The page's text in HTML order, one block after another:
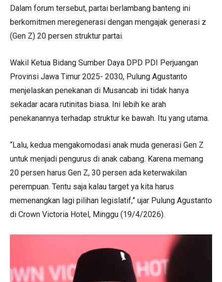
Dalam forum tersebut, partai berlambang banteng ini
berkomitmen meregenerasi dengan mengajak generasi z
(Gen Z) 20 persen struktur partai.
Wakil Ketua Bidang Sumber Daya DPD PDI Perjuangan
Provinsi Jawa Timur 2025- 2030, Pulung Agustanto
menjelaskan penekanan di Musancab ini tidak hanya
sekadar acara rutinitas biasa. Ini lebih ke arah
penekanannya terhadap struktur ke bawah. Itu yang utama.
“Lalu, kedua mengakomodasi anak muda generasi Gen Z
untuk menjadi pengurus di anak cabang. Karena memang
20 persen harus Gen Z, 30 persen ada keterwakilan
perempuan. Tentu saja kalau target ya kita harus
memenangkan lagi pilihan legislatif,” ujar Pulung Agustanto
di Crown Victoria Hotel, Minggu (19/4/2026).